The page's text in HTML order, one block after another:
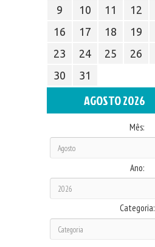
9
10 11 12
16
17 18 19
23
24 25 26
30
31
AGOSTO 2026
Mês:
Ano:
Categoria: